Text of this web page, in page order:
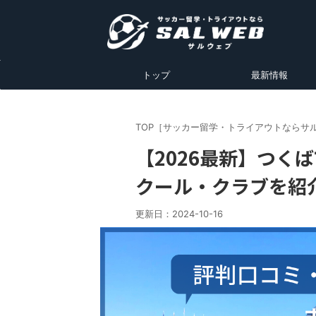
トップ 最新情報
TOP［サッカー留学・トライアウトならサ
【2026最新】つく
クール・クラブを
更新日： 2024-10-16